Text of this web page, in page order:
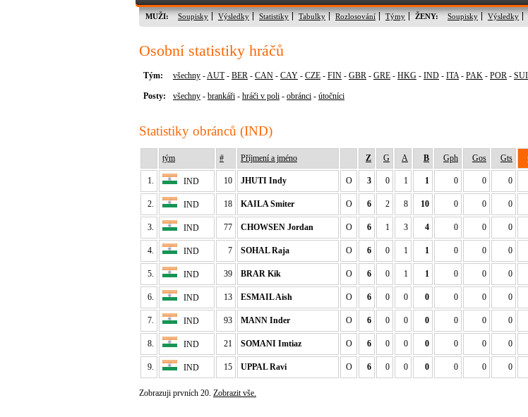
MUŽI: Soupisky Výsledky Statistiky Tabulky Rozlosování Týmy ŽENY: Soupisky Výsledky
Osobní statistiky hráčů
Tým: všechny -AUT- BER - CAN - CAY - CZE - FIN - GBR - GRE - HKG - IND - ITA- PAK - POR - SUI
Posty: všechny - brankáři - hráči v poli - obránci - útočníci
Statistiky obránců (IND)
tým # Příjmení a jméno Z G A B Gph Gos Gts
1. IND 10 JHUTI Indy O 3 0 1 1 0 0 0
2. IND 18 KAILA Smiter O 6 2 8 10 0 0 0
3. IND 77 CHOWSEN Jordan O 6 1 3 4 0 0 0
4. IND 7 SOHAL Raja O 6 0 1 1 0 0 0
5. IND 39 BRAR Kik O 6 0 1 1 0 0 0
6. IND 13 ESMAIL Aish O 6 0 0 0 0 0 0
7. IND 93 MANN Inder O 6 0 0 0 0 0 0
8. IND 21 SOMANI Imtiaz O 6 0 0 0 0 0 0
9. IND 15 UPPAL Ravi O 6 0 0 0 0 0 0
Zobrazuji prvních 20. Zobrazit vše.